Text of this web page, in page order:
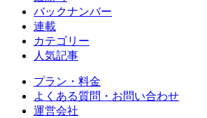
バックナンバー
連載
カテゴリー
人気記事
プラン・料金
よくある質問・お問い合わせ
運営会社